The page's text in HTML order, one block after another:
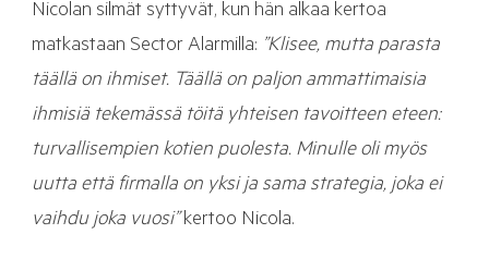
Nicolan silmät syttyvät, kun hän alkaa kertoa
matkastaan Sector Alarmilla: ”Klisee, mutta parasta
täällä on ihmiset. Täällä on paljon ammattimaisia
ihmisiä tekemässä töitä yhteisen tavoitteen eteen:
turvallisempien kotien puolesta. Minulle oli myös
uutta että firmalla on yksi ja sama strategia, joka ei
vaihdu joka vuosi” kertoo Nicola.